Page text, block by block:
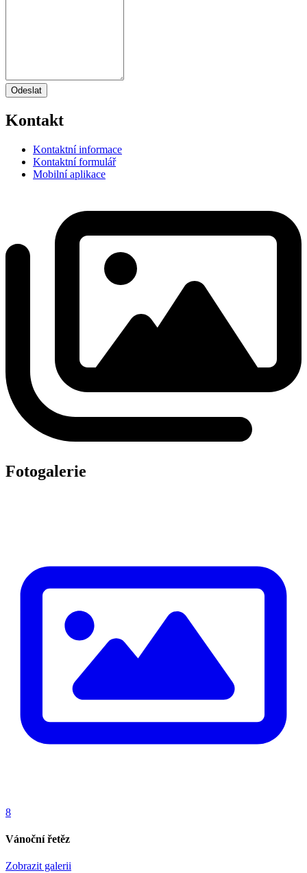
Odeslat
Kontakt
Kontaktní informace
Kontaktní formulář
Mobilní aplikace
Fotogalerie
8
Vánoční řetěz
Zobrazit galerii